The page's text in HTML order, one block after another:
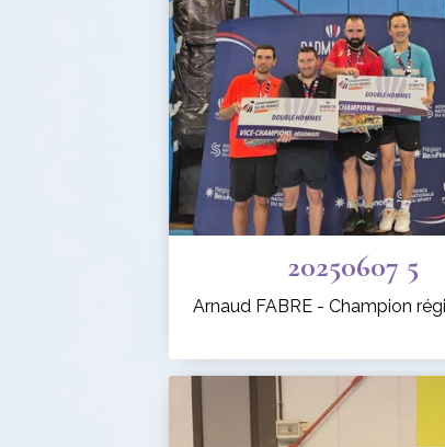
20250607 5
Arnaud FABRE - Champion